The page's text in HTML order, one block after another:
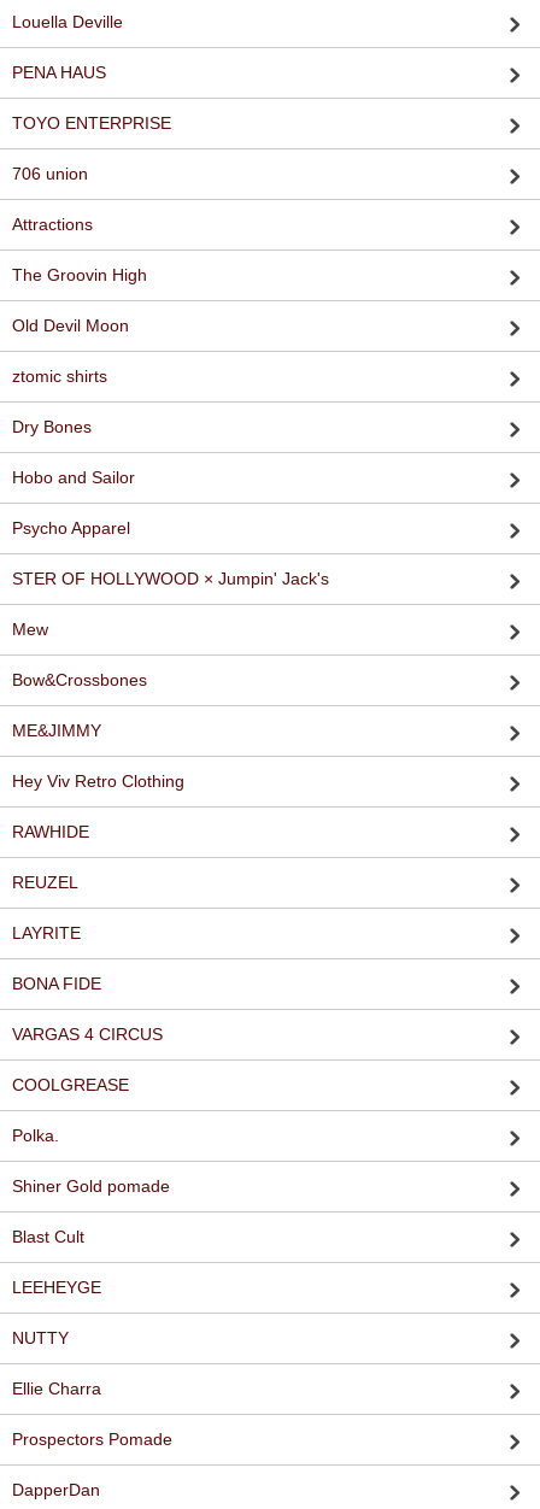
Louella Deville
PENA HAUS
TOYO ENTERPRISE
706 union
Attractions
The Groovin High
Old Devil Moon
ztomic shirts
Dry Bones
Hobo and Sailor
Psycho Apparel
STER OF HOLLYWOOD × Jumpin' Jack's
Mew
Bow&Crossbones
ME&JIMMY
Hey Viv Retro Clothing
RAWHIDE
REUZEL
LAYRITE
BONA FIDE
VARGAS 4 CIRCUS
COOLGREASE
Polka.
Shiner Gold pomade
Blast Cult
LEEHEYGE
NUTTY
Ellie Charra
Prospectors Pomade
DapperDan